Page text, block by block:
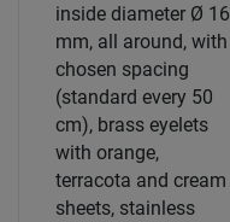
inside diameter Ø 16
mm, all around, with
chosen spacing
(standard every 50
cm), brass eyelets
with orange,
terracota and cream
sheets, stainless